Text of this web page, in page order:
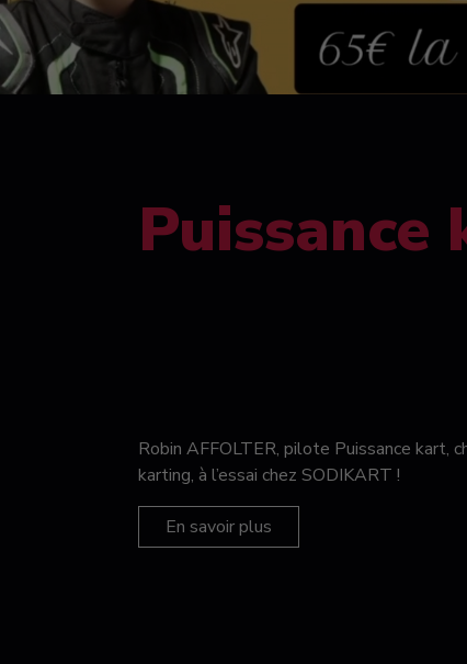
Robin AFFOLTER, pilote Puissance kart,
karting, à l’essai chez SODIKART !
En savoir plus